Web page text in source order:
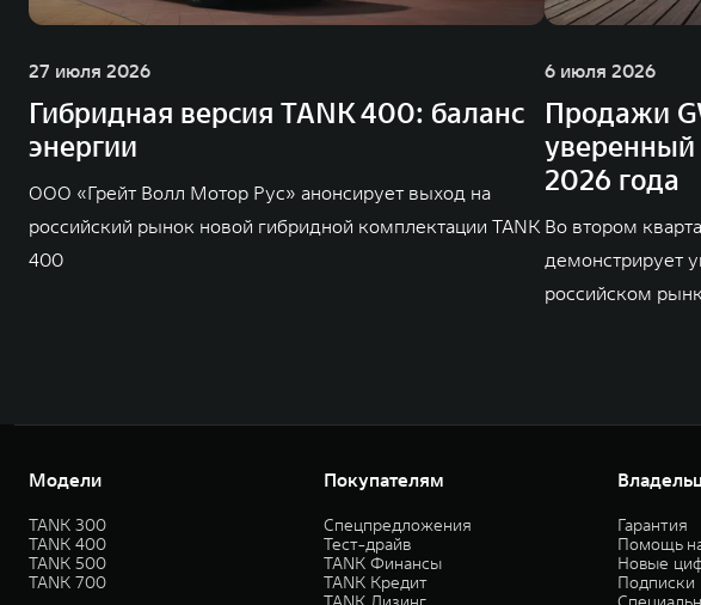
27 июля 2026
Гибридная версия TANK 400: баланс
энергии
ООО «Грейт Волл Мотор Рус» анонсирует выход на
российский рынок новой гибридной комплектации TANK
400
6 июля 2026
Продажи
уверенный
2026 года
Во втором
демонстрирует
российском
Модели
TANK 300
TANK 400
TANK 500
TANK 700
Покупателям
Спецпредложения
Тест-драйв
TANK Финансы
TANK Кредит
Гарантия
Помощь
Новые
Подписки